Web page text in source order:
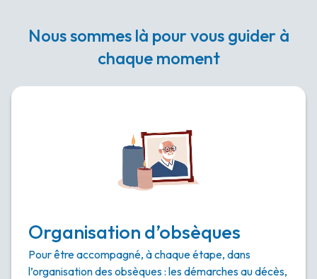
Nous sommes là pour vous guider à
chaque moment
Organisation d’obsèques
Pour être accompagné, à chaque étape, dans
l’organisation des obsèques : les démarches au décès,